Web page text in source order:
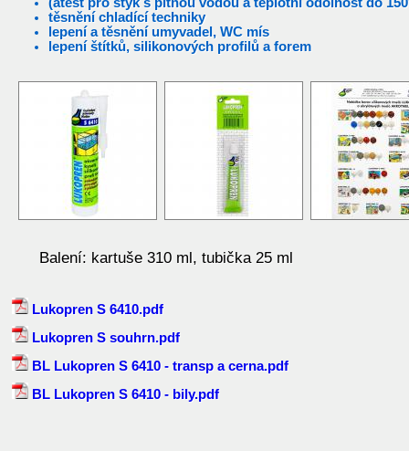
těsnění chladící techniky
lepení a těsnění umyvadel, WC mís
lepení štítků, silikonových profilů a forem
Balení: kartuše 310 ml, tubička 25 ml
Lukopren S 6410.pdf
Lukopren S souhrn.pdf
BL Lukopren S 6410 - transp a cerna.pdf
BL Lukopren S 6410 - bily.pdf